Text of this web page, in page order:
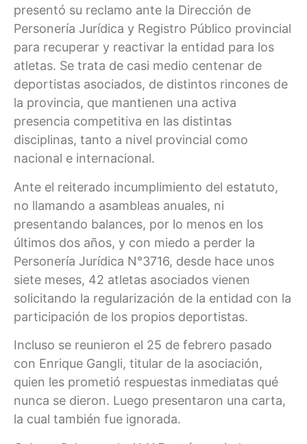
presentó su reclamo ante la Dirección de
Personería Jurídica y Registro Público provincial
para recuperar y reactivar la entidad para los
atletas. Se trata de casi medio centenar de
deportistas asociados, de distintos rincones de
la provincia, que mantienen una activa
presencia competitiva en las distintas
disciplinas, tanto a nivel provincial como
nacional e internacional.
Ante el reiterado incumplimiento del estatuto,
no llamando a asambleas anuales, ni
presentando balances, por lo menos en los
últimos dos años, y con miedo a perder la
Personería Jurídica N°3716, desde hace unos
siete meses, 42 atletas asociados vienen
solicitando la regularización de la entidad con la
participación de los propios deportistas.
Incluso se reunieron el 25 de febrero pasado
con Enrique Gangli, titular de la asociación,
quien les prometió respuestas inmediatas qué
nunca se dieron. Luego presentaron una carta,
la cual también fue ignorada.